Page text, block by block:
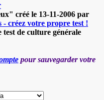
créé le 13-11-2006 par
- créez votre propre test !
test de culture générale
pour sauvegarder votre